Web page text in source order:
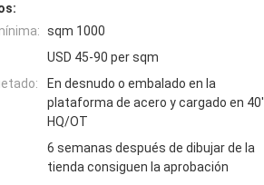
sqm 1000
USD 45-90 per sqm
En desnudo o embalado en la
plataforma de acero y cargado en 40'
HQ/OT
6 semanas después de dibujar de la
tienda consiguen la aprobación